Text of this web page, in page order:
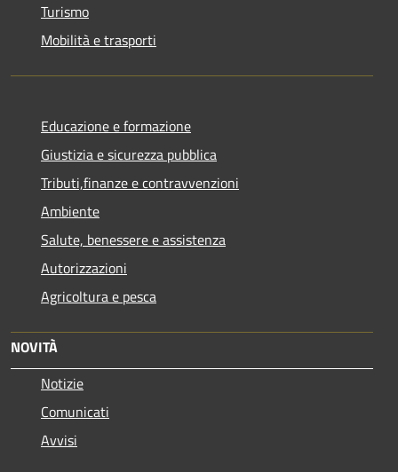
Turismo
Mobilità e trasporti
Educazione e formazione
Giustizia e sicurezza pubblica
Tributi,finanze e contravvenzioni
Ambiente
Salute, benessere e assistenza
Autorizzazioni
Agricoltura e pesca
NOVITÀ
Notizie
Comunicati
Avvisi